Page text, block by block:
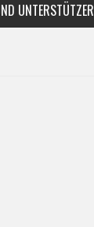
UNTERSTÜTZER